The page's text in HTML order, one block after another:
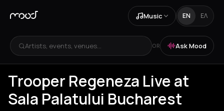
Music EN ΕΛ
Artists, events, venues... OR Ask Mood
Trooper Regeneza Live at
Sala Palatului Bucharest